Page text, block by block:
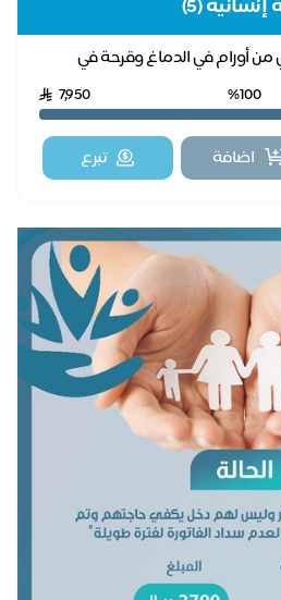
(5)
أورام في الدماغ وقرحة في
%100
7,950
تبرع